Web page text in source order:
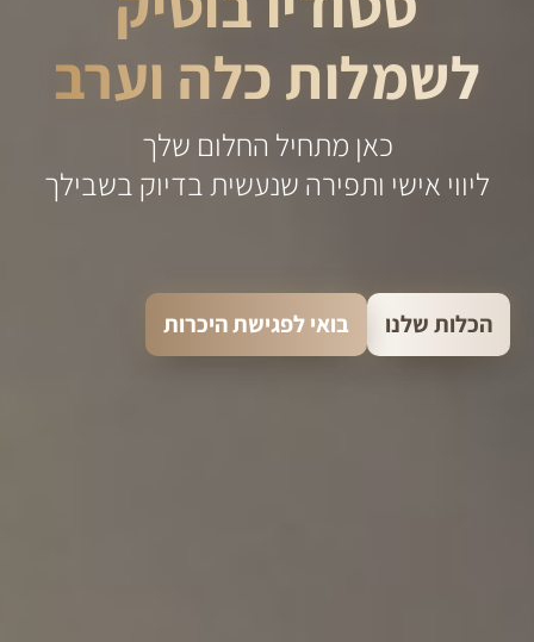
לשמלות כלה וערב
כאן מתחיל החלום שלך
ליווי אישי ותפירה שנעשית בדיוק בשבילך
הכלות שלנו בואי לפגישת היכרות